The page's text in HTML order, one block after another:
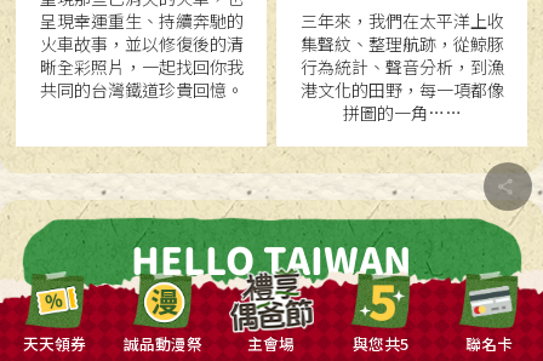
呈現幸運重生、持續奔馳的
火車故事，並以修復後的清
晰全彩照片，一起找回你我
共同的台灣鐵道珍貴回憶。
三年來，我們在太平洋上收
集聲紋、整理航跡，從鯨豚
行為統計、聲音分析，到漁
港文化的田野，每一項都像
拼圖的一角……
HELLO TAIWAN